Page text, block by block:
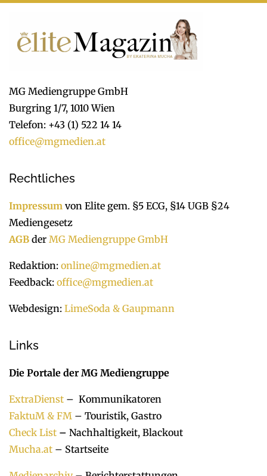
MG Mediengruppe GmbH
Burgring 1/7, 1010 Wien
Telefon: +43 (1) 522 14 14
office@mgmedien.at
Rechtliches
Impressum von Elite gem. §5 ECG, §14 UGB §24
Mediengesetz
AGB der MG Mediengruppe GmbH
Redaktion: online@mgmedien.at
Feedback: office@mgmedien.at
Webdesign: LimeSoda & Gaupmann
Links
Die Portale der MG Mediengruppe
ExtraDienst – Kommunikatoren
FaktuM & FM – Touristik, Gastro
Check List – Nachhaltigkeit, Blackout
Mucha.at – Startseite